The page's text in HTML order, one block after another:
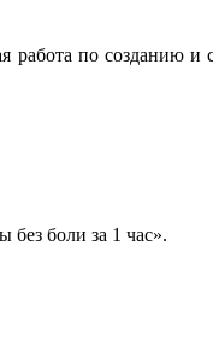
работа по созданию
боли за 1 час».